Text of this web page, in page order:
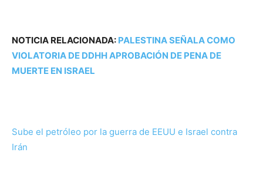
NOTICIA RELACIONADA: PALESTINA SEÑALA COMO
VIOLATORIA DE DDHH APROBACIÓN DE PENA DE
MUERTE EN ISRAEL
Sube el petróleo por la guerra de EEUU e Israel contra
Irán